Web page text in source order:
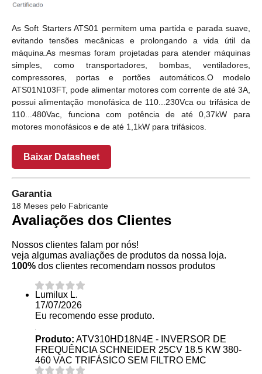
As Soft Starters ATS01 permitem uma partida e parada suave,
evitando tensões mecânicas e prolongando a vida útil da
máquina.As mesmas foram projetadas para atender máquinas
simples, como transportadores, bombas, ventiladores,
compressores, portas e portões automáticos.O modelo
ATS01N103FT, pode alimentar motores com corrente de até 3A,
possui alimentação monofásica de 110...230Vca ou trifásica de
110...480Vac, funciona com potência de até 0,37kW para
motores monofásicos e de até 1,1kW para trifásicos.
Baixar Datasheet
Garantia
18 Meses pelo Fabricante
Avaliações dos Clientes
Nossos clientes falam por nós!
veja algumas avaliações de produtos da nossa loja.
100% dos clientes recomendam nossos produtos
Lumilux L.
17/07/2026
Eu recomendo esse produto.
Produto: ATV310HD18N4E - INVERSOR DE
FREQUÊNCIA SCHNEIDER 25CV 18.5 KW 380-
460 VAC TRIFÁSICO SEM FILTRO EMC